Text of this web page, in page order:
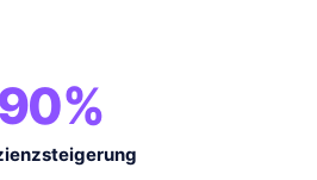
90%